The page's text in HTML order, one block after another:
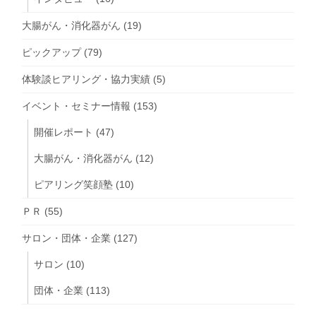
大腸がん・消化器がん (19)
ピックアップ(79)
体験談ヒアリング・協力実績 (5)
イベント・セミナー情報 (153)
開催レポート (47)
大腸がん・消化器がん (12)
ピアリング笑顔塾 (10)
ＰＲ (55)
サロン・団体・企業 (127)
サロン (10)
団体・企業 (113)